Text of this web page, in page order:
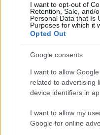
I want to opt-out of
Retention, Sale, and/
Personal Data that Is
Purposes for which it
Opted Out
Google consents
I want to allow
related to advertising
device identifiers in
I want to allow my
Google for online
Grande Fratello
Isola Dei Famosi
Uomini E Donne
Maste S.r.l.